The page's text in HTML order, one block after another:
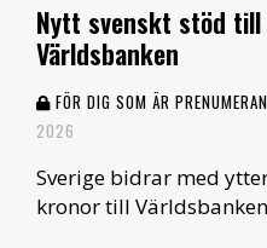
Nytt svenskt stöd till
Världsbanken
FÖR DIG SOM ÄR
2026
Sverige bidrar med
kronor till